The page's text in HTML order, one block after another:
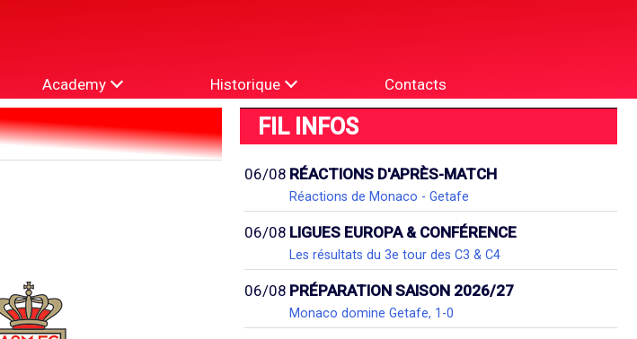
Academy Historique Contacts
FIL INFOS
06/08 RÉACTIONS D'APRÈS-MATCH
Réactions de Monaco - Getafe
06/08 LIGUES EUROPA & CONFÉRENCE
Les résultats du 3e tour des C3 & C4
06/08 PRÉPARATION SAISON 2026/27
Monaco domine Getafe, 1-0